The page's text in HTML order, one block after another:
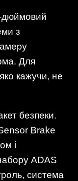
дюймовий
з
Для
кажучи, не
безпеки.
Brake
і
ADAS
система